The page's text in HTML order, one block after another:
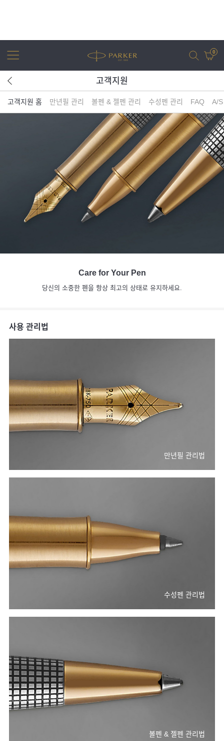
0
어번 아이엠 조터 XL 조터
고객지원
고객지원 홈 만년필 관리 볼펜 & 젤펜 관리 수성펜 관리 FAQ A/
Care for Your Pen
당신의 소중한 펜을 항상 최고의 상태로 유지하세요.
사용 관리법
만년필 관리법
수성펜 관리법
볼펜 & 젤펜 관리법